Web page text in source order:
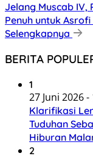
Jelang Muscab IV,
Penuh untuk
Selengkapnya
BERITA
1
27 Juni 2026 -
Klarifikasi
Tuduhan
Hiburan
2